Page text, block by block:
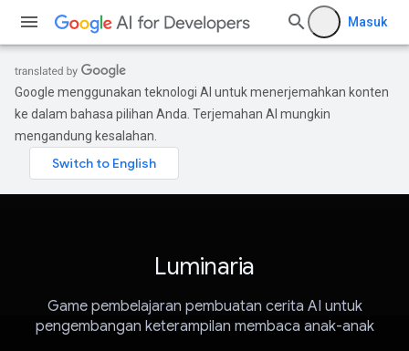
Masuk
Google menggunakan teknologi AI untuk menerjemahkan konten
ke dalam bahasa pilihan Anda. Terjemahan AI mungkin
mengandung kesalahan.
Luminaria
Game pembelajaran pembuatan cerita AI untuk
pengembangan keterampilan membaca anak-anak